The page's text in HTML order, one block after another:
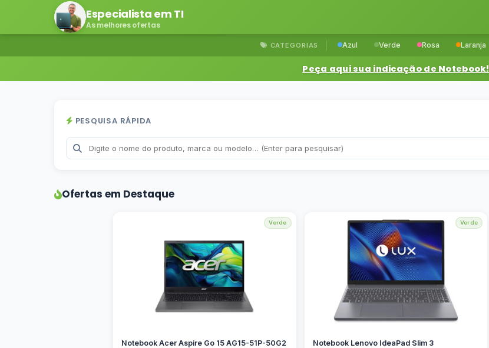
Especialista em TI
As melhores ofertas
CATEGORIAS Azul Verde Rosa Laranja
Peça aqui sua indicação de Notebook!
PESQUISA RÁPIDA
Ofertas em Destaque
Verde
Notebook Acer Aspire Go 15 AG15-51P-50G2
Verde
Notebook Lenovo IdeaPad Slim 3